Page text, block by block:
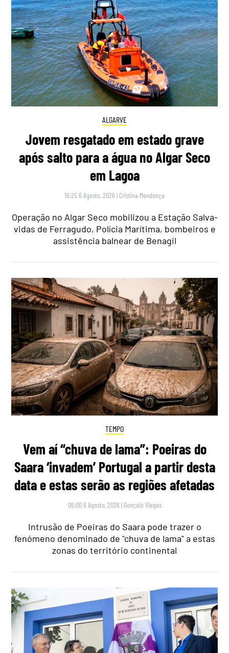
ALGARVE
Jovem resgatado em estado grave
após salto para a água no Algar Seco
em Lagoa
16:25 6 Agosto, 2026 | Cristina Mendonça
Operação no Algar Seco mobilizou a Estação Salva-
vidas de Ferragudo, Polícia Marítima, bombeiros e
assistência balnear de Benagil
TEMPO
Vem aí “chuva de lama”: Poeiras do
Saara ‘invadem’ Portugal a partir desta
data e estas serão as regiões afetadas
06:00 6 Agosto, 2026 | Gonçalo Viegas
Intrusão de Poeiras do Saara pode trazer o
fenómeno denominado de "chuva de lama" a estas
zonas do território continental